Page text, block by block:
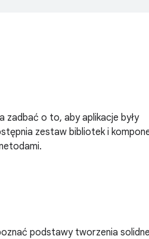
o to, aby aplikacje były
zestaw bibliotek i
podstawy tworzenia